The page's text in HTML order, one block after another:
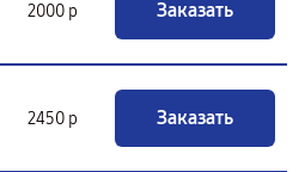
2000 р Заказать
2450 р Заказать